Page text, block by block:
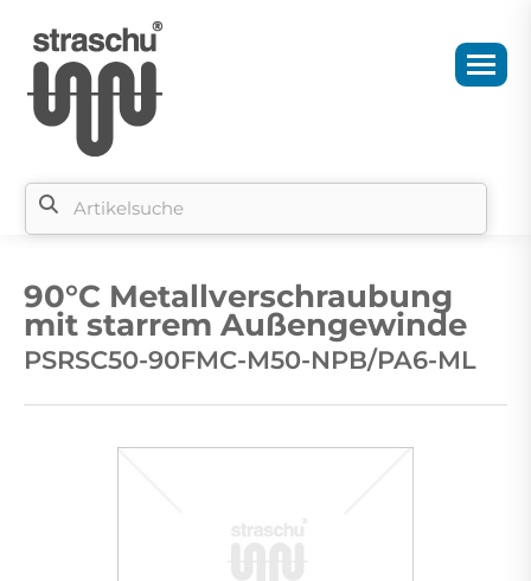
90°C Metallverschraubung
mit starrem Außengewinde
PSRSC50-90FMC-M50-NPB/PA6-ML